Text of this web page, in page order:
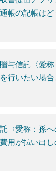
帳の記帳はど
与信託〈愛
行いたい場
〈愛称：孫へ
用が払い出